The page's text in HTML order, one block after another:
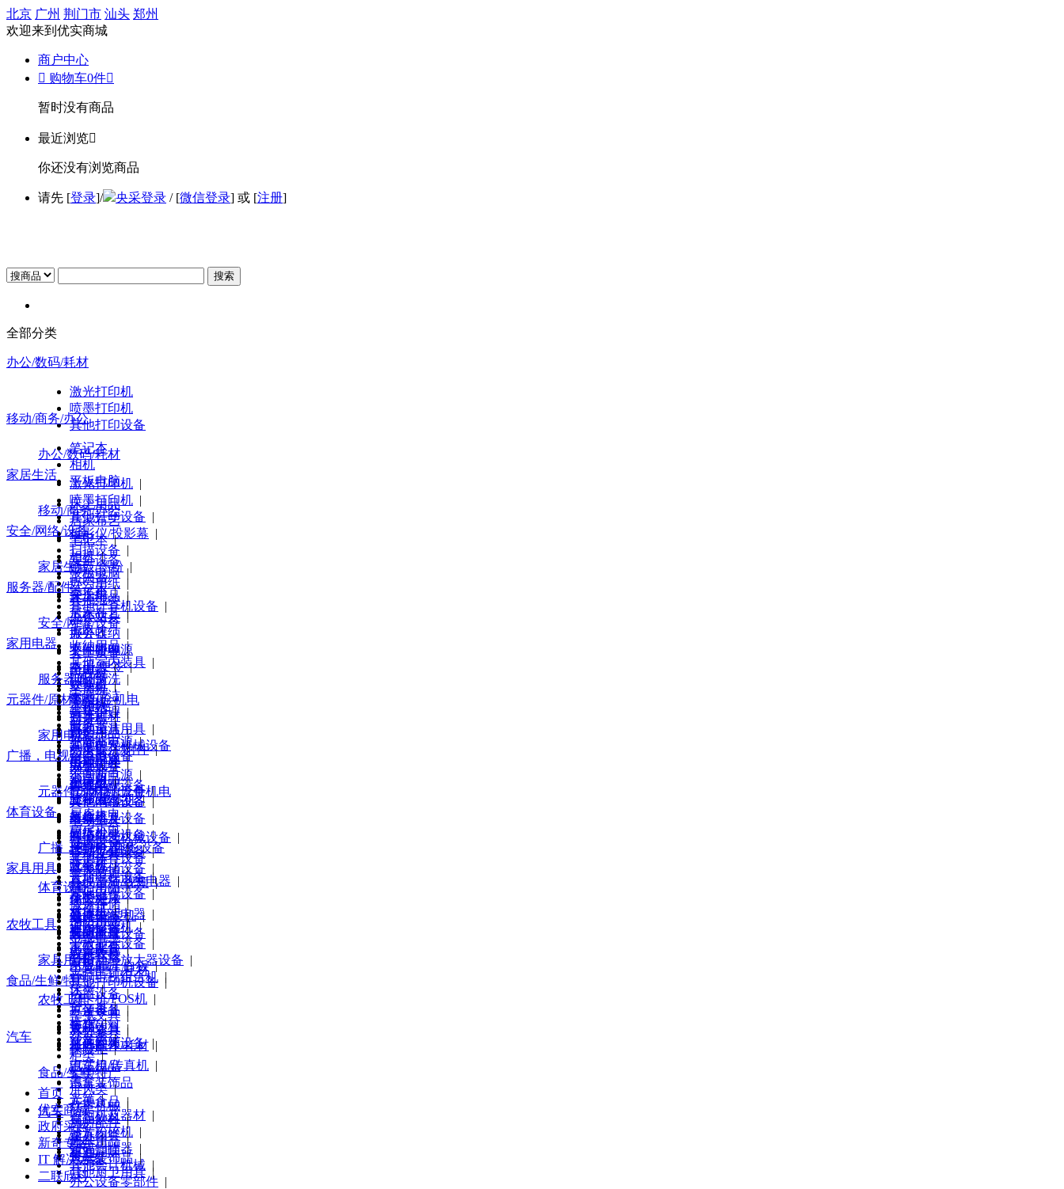
北京 广州 荆门市 汕头 郑州
欢迎来到优实商城
商户中心
 购物车0件
暂时没有商品
最近浏览
你还没有浏览商品
请先 [登录]/ 央采登录 / [微信登录] 或 [注册]
搜索
全部分类
办公/数码/耗材
激光打印机
喷墨打印机
其他打印设备
办公/数码/耗材
激光打印机 |
喷墨打印机 |
其他打印设备 |
投影仪/投影幕 |
扫描设备 |
硒鼓/墨粉 |
办公用纸 |
其他纸类|
办公文具|
办公收纳 |
文件管理|
本册/便签|
计算器|
笔类|
画具画材 |
财会用品|
刻录碟片/附件|
办公设备|
刻录机|
验钞/点钞机|
复合机|
碎纸机|
考勤机/门禁|
收银机|
会议音频/视频|
保险柜|
装订/封装机|
安防监控|
办公家具|
白板/电子白板|
其他打印机设备 |
刷卡机/POS机 |
学生文具 |
办公家具 |
保险柜|
电话机/传真机 |
墨盒|
光笔|
照相机及器材 |
芯片粉碎机 |
条码扫描器 |
其他会计机械 |
办公设备零部件 |
移动/商务/办公
笔记本
相机
平板电脑
移动/商务/办公
笔记本|
相机|
平板电脑|
笔记本|
其他计算机设备 |
家居生活
床上用品
居家布艺
毛巾
家居生活
床上用品 |
居家布艺|
毛巾|
收纳用品|
其他室内装具 |
纸品清洗 |
家庭清洁|
身体护理 |
其他清洁用具 |
洗发护发|
口腔护理|
清洁用品|
安全/网络/设备
安全设备
路由器
交换机
安全/网络/设备
安全设备|
路由器|
交换机|
光端机|
对讲机|
机柜|
防火墙|
网卡|
集线器|
其他网络设备|
终端接及设备 |
网络存储设备|
移动存储设备|
其他存储设备 |
服务器/配件
工作站
服务器
不间断电源
服务器/配件
工作站|
服务器|
不间断电源|
稳定电源|
不间断电源 |
其他电源设备|
家用电器
电视机
空周机
冰箱/柜
家用电器
电视机|
空周机|
冰箱/柜|
厨房大电|
厨房小电|
环境电器|
洗衣机|
其他清洁卫生电器 |
个护健康|
其他生活电器 |
视听影音|
家电配件|
家电配件|
元器件/原材料/五金机电
电动工具
其他电气机械设备
手动工具
元器件/原材料/五金机电
电动工具|
其他电气机械设备 |
手动工具|
个人防护|
清洁用品|
搬运存储|
消防用品|
电线电缆|
应急救授|
广播，电视，电影设备
普通电视设备
其他电视设备
录像机
广播，电视，电影设备
普通电视设备|
其他电视设备 |
录像机|
通用摄像机|
平板显示设备 |
音频功率放大器设备 |
音响电视组合机 |
话筒设备|
扩音设备 |
音箱|
其他音频设备|
体育设备
健康设备
其他体育设备
体育设备
健康设备|
其他体育设备 |
家具用具
床类
台，桌
椅/凳
家具用具
床类|
台，桌|
椅/凳|
沙发类|
柜类|
架类|
屏风类|
炊事机械 |
厨房配件|
厨具|
餐具|
其他厨卫用具 |
农牧工具
农机农具
工具配件/耗材
农牧工具
农机农具 |
工具配件/耗材 |
食品/生鲜/特产
方便食品
食品饮料
速冻肉类
食品/生鲜/特产
方便食品 |
食品饮料|
速冻肉类|
粮油调味|
汽车
汽车用品
汽车装饰品
汽车
汽车用品|
汽车装饰品|
首页
优实商城
政府采购
新奇专区
IT 解决方案
二联欣科